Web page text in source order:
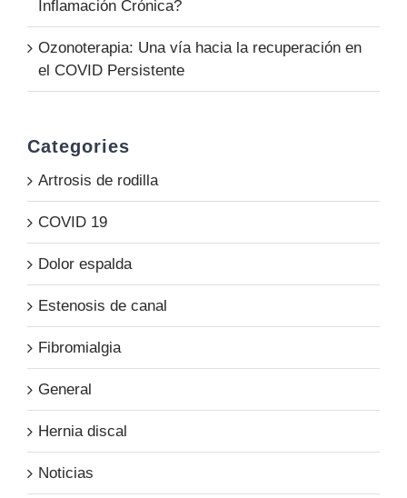
Inflamación Crónica?
Ozonoterapia: Una vía hacia la recuperación en
el COVID Persistente
Categories
Artrosis de rodilla
COVID 19
Dolor espalda
Estenosis de canal
Fibromialgia
General
Hernia discal
Noticias